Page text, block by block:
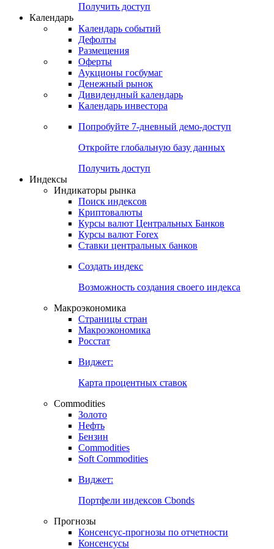
Получить доступ
Календарь
Календарь событий
Дефолты
Размещения
Оферты
Аукционы госбумаг
Денежный рынок
Дивидендный календарь
Календарь инвестора
Попробуйте 7-дневный демо-доступ
Откройте глобальную базу данных
Получить доступ
Индексы
Индикаторы рынка
Поиск индексов
Криптовалюты
Курсы валют Центральных Банков
Курсы валют Forex
Ставки центральных банков
Создать индекс
Возможность создания своего индекса
Макроэкономика
Страницы стран
Макроэкономика
Росстат
Виджет:
Карта процентных ставок
Commodities
Золото
Нефть
Бензин
Commodities
Soft Commodities
Виджет:
Портфели индексов Cbonds
Прогнозы
Консенсус-прогнозы по отчетности
Консенсусы